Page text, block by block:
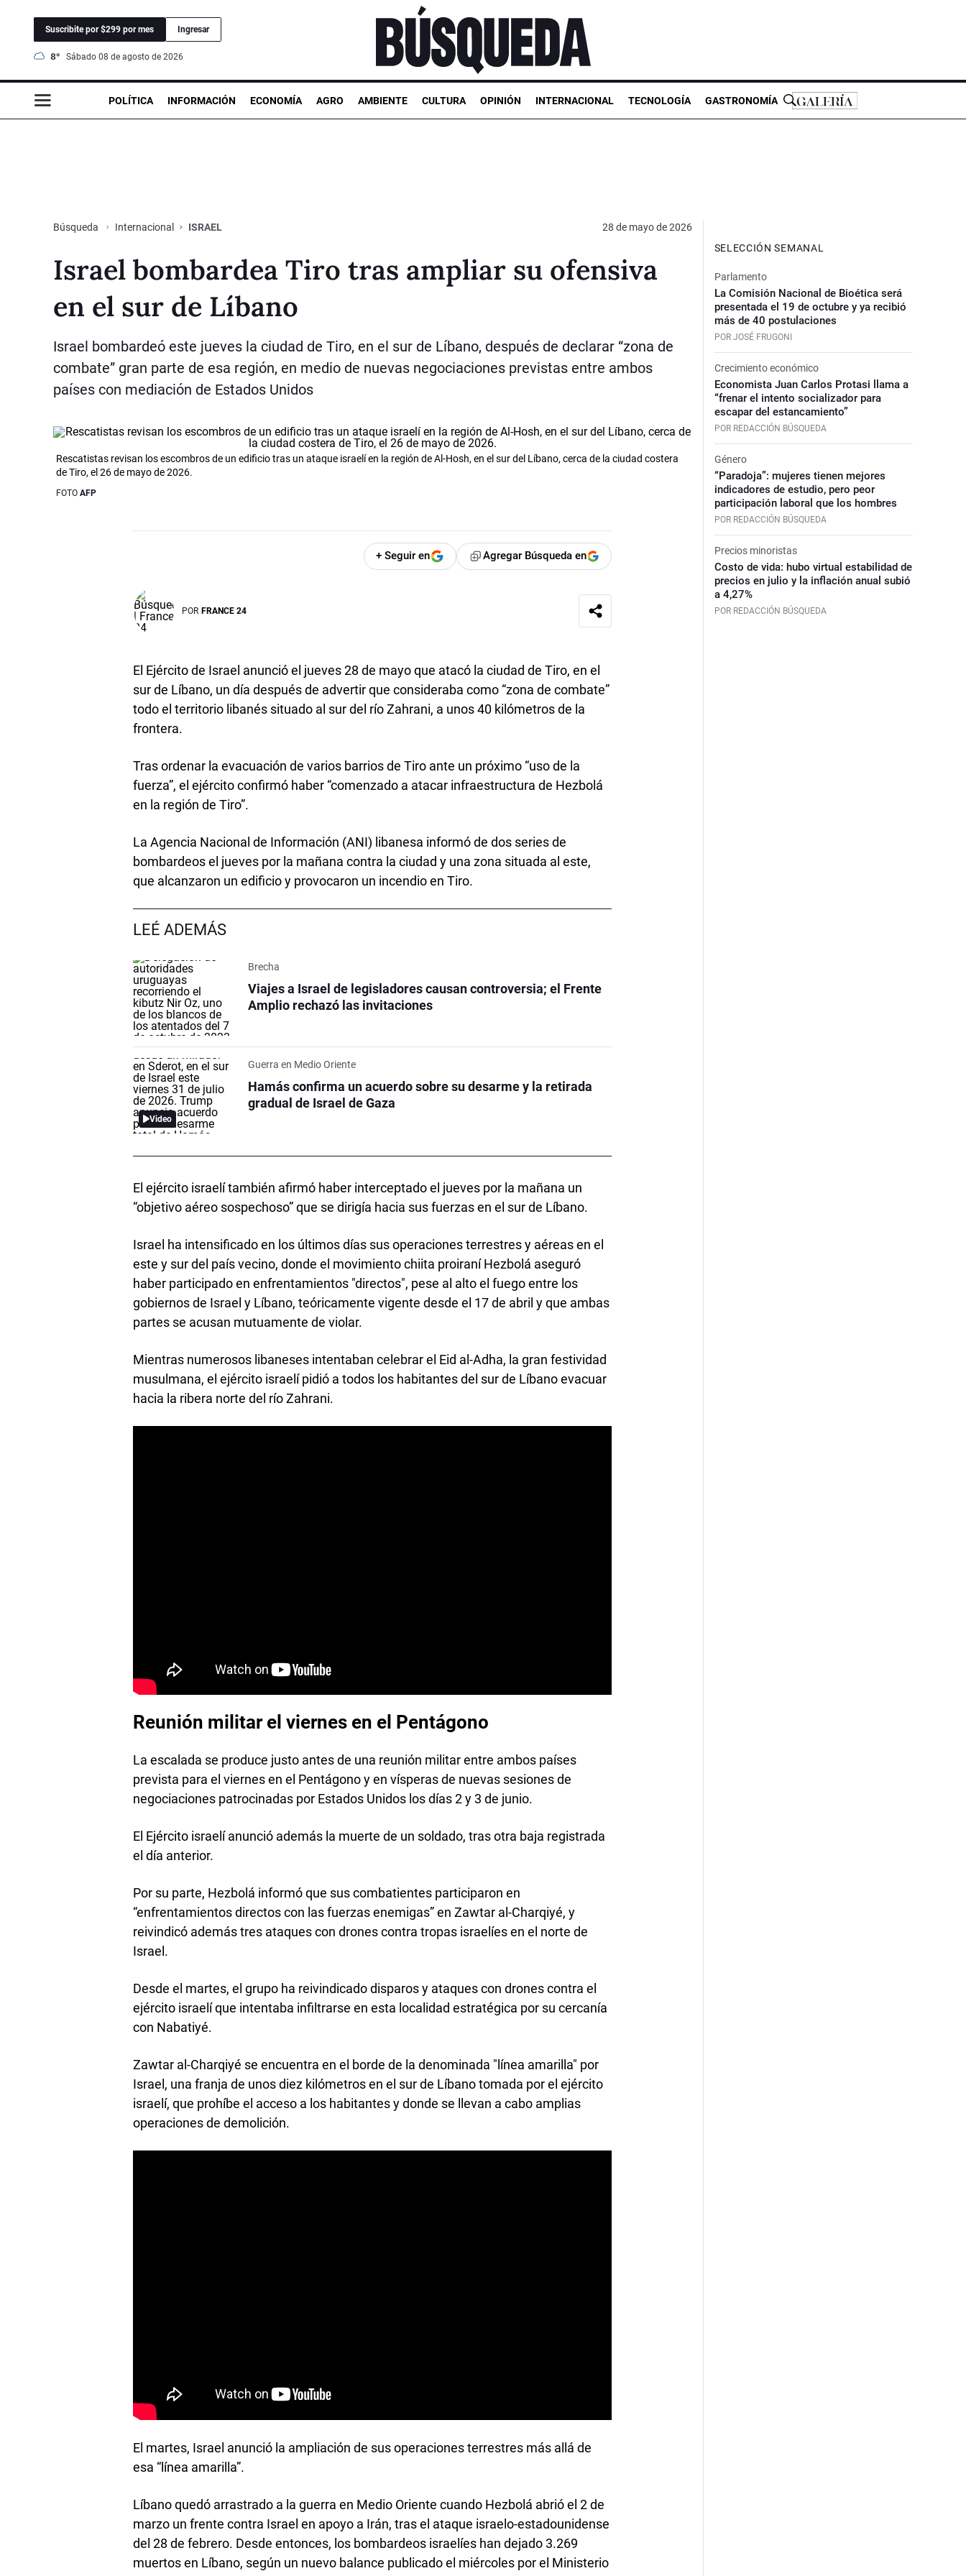
Suscribite por $299 por mes Ingresar
8° sábado 08 de agosto de 2026
POLÍTICA INFORMACIÓN ECONOMÍA AGRO AMBIENTE CULTURA OPINIÓN INTERNACIONAL TECNOLOGÍA GASTRONOMÍA
Búsqueda Internacional ISRAEL 28 de mayo de 2026
Israel bombardea Tiro tras ampliar su ofensiva
en el sur de Líbano
Israel bombardeó este jueves la ciudad de Tiro, en el sur de Líbano, después de declarar “zona de
combate” gran parte de esa región, en medio de nuevas negociaciones previstas entre ambos
países con mediación de Estados Unidos
Rescatistas revisan los escombros de un edificio tras un ataque israelí en la región de Al-Hosh, en el sur del Líbano, cerca de la ciudad costera
de Tiro, el 26 de mayo de 2026.
FOTO AFP
+ Seguir en Agregar Búsqueda en
POR FRANCE 24
El Ejército de Israel anunció el jueves 28 de mayo que atacó la ciudad de Tiro, en el
sur de Líbano, un día después de advertir que consideraba como “zona de combate”
todo el territorio libanés situado al sur del río Zahrani, a unos 40 kilómetros de la
frontera.
Tras ordenar la evacuación de varios barrios de Tiro ante un próximo “uso de la
fuerza”, el ejército confirmó haber “comenzado a atacar infraestructura de Hezbolá
en la región de Tiro”.
La Agencia Nacional de Información (ANI) libanesa informó de dos series de
bombardeos el jueves por la mañana contra la ciudad y una zona situada al este,
que alcanzaron un edificio y provocaron un incendio en Tiro.
LEÉ ADEMÁS
Brecha
Viajes a Israel de legisladores causan controversia; el Frente
Amplio rechazó las invitaciones
Video
Guerra en Medio Oriente
Hamás confirma un acuerdo sobre su desarme y la retirada
gradual de Israel de Gaza
El ejército israelí también afirmó haber interceptado el jueves por la mañana un
“objetivo aéreo sospechoso” que se dirigía hacia sus fuerzas en el sur de Líbano.
Israel ha intensificado en los últimos días sus operaciones terrestres y aéreas en el
este y sur del país vecino, donde el movimiento chiita proiraní Hezbolá aseguró
haber participado en enfrentamientos "directos", pese al alto el fuego entre los
gobiernos de Israel y Líbano, teóricamente vigente desde el 17 de abril y que ambas
partes se acusan mutuamente de violar.
Mientras numerosos libaneses intentaban celebrar el Eid al-Adha, la gran festividad
musulmana, el ejército israelí pidió a todos los habitantes del sur de Líbano evacuar
hacia la ribera norte del río Zahrani.
Reunión militar el viernes en el Pentágono
La escalada se produce justo antes de una reunión militar entre ambos países
prevista para el viernes en el Pentágono y en vísperas de nuevas sesiones de
negociaciones patrocinadas por Estados Unidos los días 2 y 3 de junio.
El Ejército israelí anunció además la muerte de un soldado, tras otra baja registrada
el día anterior.
Por su parte, Hezbolá informó que sus combatientes participaron en
“enfrentamientos directos con las fuerzas enemigas” en Zawtar al-Charqiyé, y
reivindicó además tres ataques con drones contra tropas israelíes en el norte de
Israel.
Desde el martes, el grupo ha reivindicado disparos y ataques con drones contra el
ejército israelí que intentaba infiltrarse en esta localidad estratégica por su cercanía
con Nabatiyé.
Zawtar al-Charqiyé se encuentra en el borde de la denominada "línea amarilla" por
Israel, una franja de unos diez kilómetros en el sur de Líbano tomada por el ejército
israelí, que prohíbe el acceso a los habitantes y donde se llevan a cabo amplias
operaciones de demolición.
El martes, Israel anunció la ampliación de sus operaciones terrestres más allá de
esa “línea amarilla”.
Líbano quedó arrastrado a la guerra en Medio Oriente cuando Hezbolá abrió el 2 de
marzo un frente contra Israel en apoyo a Irán, tras el ataque israelo-estadounidense
del 28 de febrero. Desde entonces, los bombardeos israelíes han dejado 3.269
muertos en Líbano, según un nuevo balance publicado el miércoles por el Ministerio
SELECCIÓN SEMANAL
Parlamento
La Comisión Nacional de Bioética será
presentada el 19 de octubre y ya recibió
más de 40 postulaciones
POR JOSÉ FRUGONI
Crecimiento económico
Economista Juan Carlos Protasi llama a
“frenar el intento socializador para
escapar del estancamiento”
POR REDACCIÓN BÚSQUEDA
Género
“Paradoja”: mujeres tienen mejores
indicadores de estudio, pero peor
participación laboral que los hombres
POR REDACCIÓN BÚSQUEDA
Precios minoristas
Costo de vida: hubo virtual estabilidad de
precios en julio y la inflación anual subió
a 4,27%
POR REDACCIÓN BÚSQUEDA